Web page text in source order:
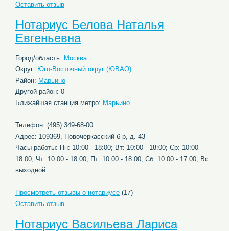
Оставить отзыв
Нотариус Белова Наталья
Евгеньевна
Город/область: Москва
Округ: Юго-Восточный округ (ЮВАО)
Район: Марьино
Другой район: 0
Ближайшая станция метро: Марьино
Телефон: (495) 349-68-00
Адрес: 109369, Новочеркасский б-р, д. 43
Часы работы: Пн: 10:00 - 18:00; Вт: 10:00 - 18:00; Ср: 10:00 -
18:00; Чт: 10:00 - 18:00; Пт: 10:00 - 18:00; Сб: 10:00 - 17:00; Вс:
выходной
Просмотреть отзывы о нотариусе (17)
Оставить отзыв
Нотариус Васильева Лариса